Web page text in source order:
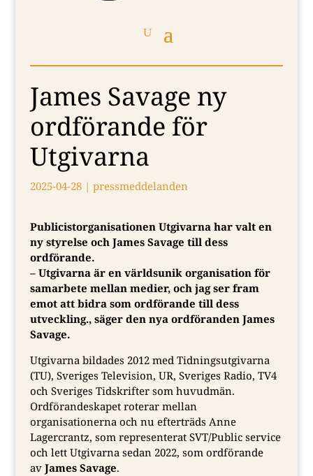
James Savage ny
ordförande för
Utgivarna
2025-04-28| pressmeddelanden
Publicistorganisationen Utgivarna har valt en
ny styrelse och James Savage till dess
ordförande.
– Utgivarna är en världsunik organisation för
samarbete mellan medier, och jag ser fram
emot att bidra som ordförande till dess
utveckling., säger den nya ordföranden James
Savage.
Utgivarna bildades 2012 med Tidningsutgivarna
(TU), Sveriges Television, UR, Sveriges Radio, TV4
och Sveriges Tidskrifter som huvudmän.
Ordförandeskapet roterar mellan
organisationerna och nu efterträds Anne
Lagercrantz, som representerat SVT/Public service
och lett Utgivarna sedan 2022, som ordförande
av James Savage.